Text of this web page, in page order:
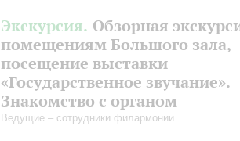
Экскурсия. Обзорная
помещениям Большого зала,
посещение выставки
«Государственное звучание».
Знакомство с органом
Ведущие – сотрудники филармонии